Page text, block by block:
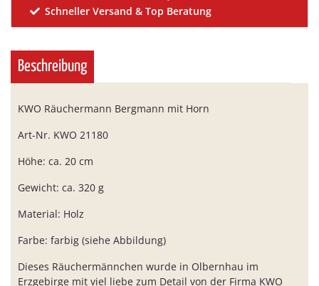
Schneller Versand & Top Beratung
Beschreibung
KWO Räuchermann Bergmann mit Horn
Art-Nr. KWO 21180
Höhe: ca. 20 cm
Gewicht: ca. 320 g
Material: Holz
Farbe: farbig (siehe Abbildung)
Dieses Räuchermännchen wurde in Olbernhau im
Erzgebirge mit viel liebe zum Detail von der Firma KWO